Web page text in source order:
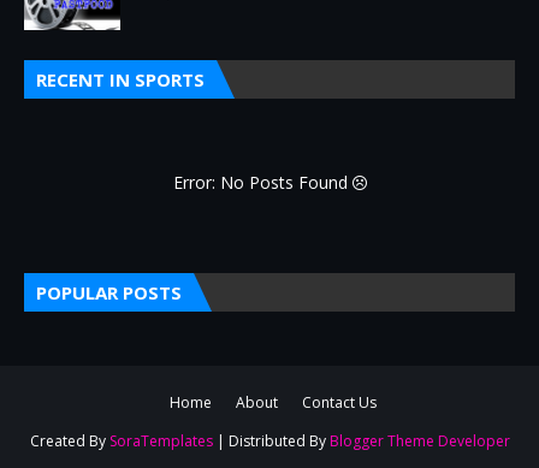
RECENT IN SPORTS
Error: No Posts Found
POPULAR POSTS
Home About
Contact Us
Created By SoraTemplates| Distributed By Blogger Theme Developer